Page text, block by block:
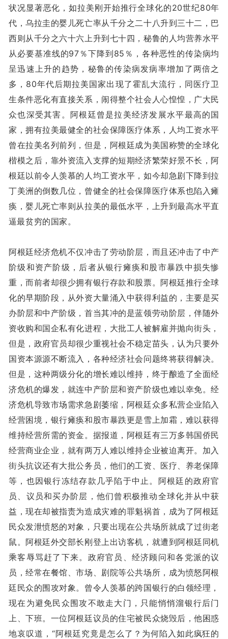
状况显著恶化，如拉美刚开始推行全球化的20世纪80年
代，乌拉圭的婴儿死亡率从千分之二十八升到三十二，巴
西则从千分之六十六上升到七十四，秘鲁的人均营养水平
从必要基准线的97％下降到85％，各种恶性的传染病均
呈迅速上升的趋势，秘鲁的传染病发病率增加了两倍之
多，80年代后期拉美国家出现了霍乱大流行，同医疗卫
生条件恶化有直接关系，闹得整个社会人心惶惶，广大民
众也深受其害。阿根廷曾是拉美经济发展水平最高的国
家，拥有拉美最健全的社会保障医疗体系，人均工资水平
曾在拉美名列前列，但是，阿根廷成为美国称赞的全球化
楷模之后，靠外资流入支撑的短期经济繁荣好景不长，阿
根廷以前令人羡慕的人均工资水平，如今却急剧下降到拉
丁美洲的倒数几位，曾健全的社会保障医疗体系也陷入瘫
痪，婴儿死亡率则从拉美的最低水平，上升到最高水平直
逼最贫穷的国家。
阿根廷经济危机不仅冲击了劳动阶层，而且还冲击了中产
阶级和资产阶级，后者从银行瘫痪和股市暴跌中损失惨
重，而前者却很少拥有银行存款和股票。阿根廷推行全球
化的早期阶段，从外资大量涌入中获得利益的，主要是买
办阶层和中产阶级，首当其冲的是蓝领劳动阶层，伴随外
资收购和国企私有化进程，大批工人被解雇并抛向街头，
但是，政府官员却很少重视社会不稳定苗头，认为只要外
国资本源源不断流入，各种经济社会问题终将获得解决。
但是，这种两级分化的增长难以维持，终于酿造了全面经
济危机的爆发，就连中产阶层和资产阶级也难以幸免。经
济危机导致市场需求急剧萎缩，阿根廷众多私营企业陷入
经营困境，银行瘫痪和股市暴跌更是雪上加霜，难以获得
维持经营所需的资金。据报道，阿根廷有三万多韩国侨民
经营商业企业，就有两万人难以维持企业被迫离开。加入
街头抗议还有大批公务员，他们的工资、医疗、养老保障
等，也因银行冻结存款几乎陷于中止。阿根廷的政府官
员、议员和买办阶层，他们曾积极推动全球化并从中获
益，现在却被指责为造成灾难的罪魁祸首，成为了阿根廷
民众发泄愤怒的对象，只要出现在公共场所就成了过街老
鼠。阿根廷外交部长刚登上出访客机，就遭到阿根廷同机
乘客辱骂赶了下来。政府官员、经济顾问和各党派的议
员，经常在餐馆、市场、剧院等公共场所，成为愤怒阿根
廷民众的围攻对象。曾令人羡慕的跨国银行的白领经理，
现在为避免民众围攻不敢走大门，只能悄悄溜银行后门
上、下班。一位阿根廷议员的住宅被民众烧毁后，他困惑
地哀叹道，“阿根廷究竟是怎么了？为何陷入如此疯狂的